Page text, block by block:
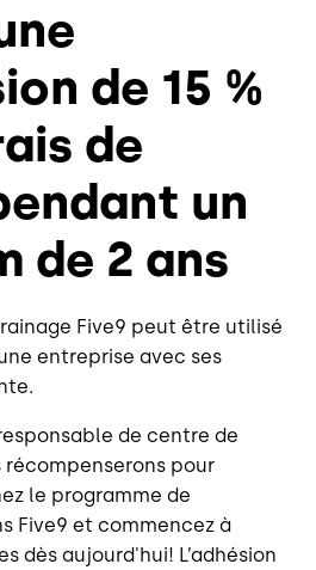
de 15 %
de
un
de 2 ans
Five9 peut être utilisé
entreprise avec ses
de centre de
pour
le programme de
Five9 et commencez à
dès aujourd'hui! L’adhésion